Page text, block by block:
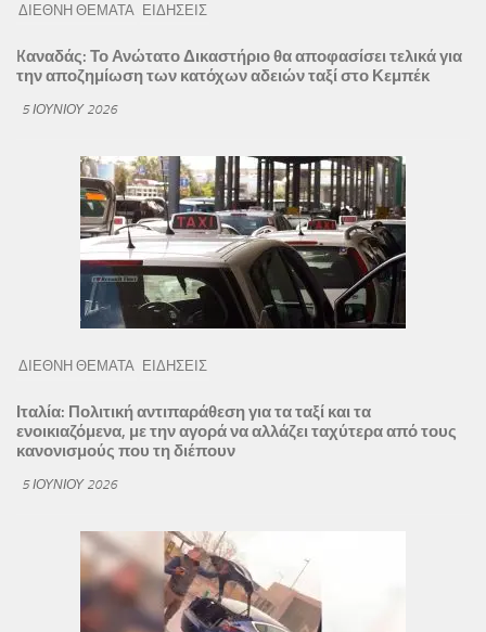
ΔΙΕΘΝΗ ΘΕΜΑΤΑ ΕΙΔΗΣΕΙΣ
Kαναδάς: Το Ανώτατο Δικαστήριο θα αποφασίσει τελικά για
την αποζημίωση των κατόχων αδειών ταξί στο Κεμπέκ
5 ΙΟΥΝΊΟΥ 2026
ΔΙΕΘΝΗ ΘΕΜΑΤΑ ΕΙΔΗΣΕΙΣ
Ιταλία: Πολιτική αντιπαράθεση για τα ταξί και τα
ενοικιαζόμενα, με την αγορά να αλλάζει ταχύτερα από τους
κανονισμούς που τη διέπουν
5 ΙΟΥΝΊΟΥ 2026